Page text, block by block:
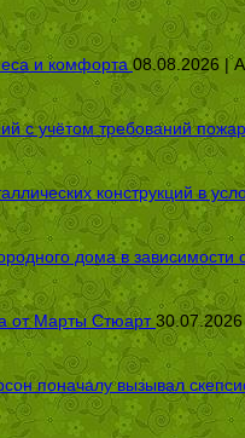
и комфорта 08.08.2026 |
с учётом требований
конструкций в
дома в зависимости
от Марты Стюарт
поначалу вызывал